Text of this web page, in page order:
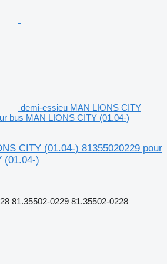
demi-essieu MAN LIONS CITY
bus MAN LIONS CITY (01.04-)
CITY (01.04-) 81355020229 pour
(01.04-)
81.35502-0229 81.35502-0228